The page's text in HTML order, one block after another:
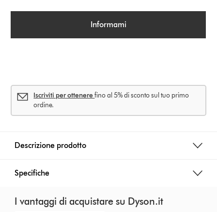
o
Informami
Iscriviti per ottenerefino al 5% di sconto sul tuo primo
ordine.
Descrizione prodotto
Specifiche
I vantaggi di acquistare su Dyson.it